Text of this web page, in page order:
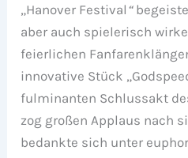
„Hanover Festival “
aber auch spielerisch
feierlichen
innovative Stück
fulminanten Schlussakt
zog großen Applaus nach
bedankte sich unter